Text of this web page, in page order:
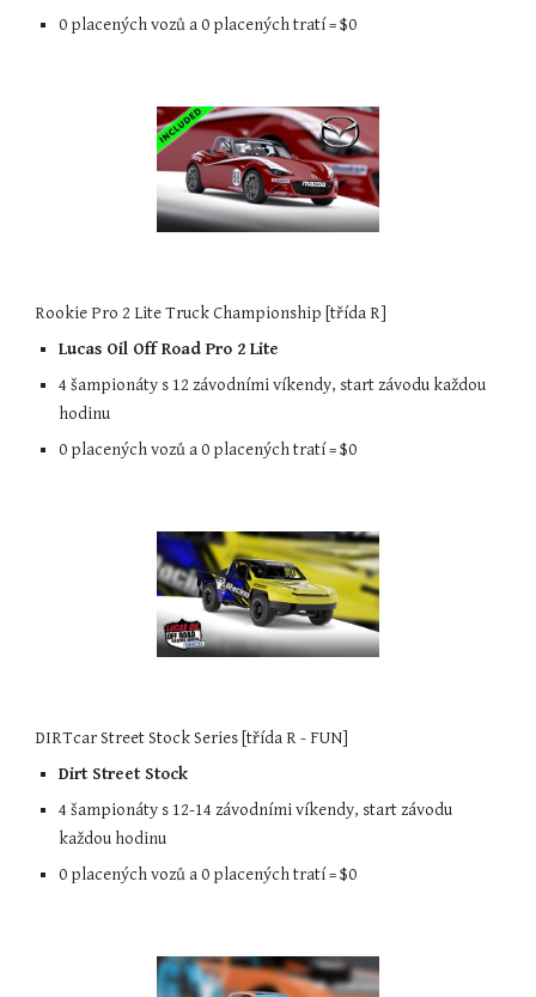
0 placených vozů a 0 placených tratí = $0
Rookie Pro 2 Lite Truck Championship [třída R]
Lucas Oil Off Road Pro 2 Lite
4 šampionáty s 12 závodními víkendy, start závodu každou
hodinu
0 placených vozů a 0 placených tratí = $0
DIRTcar Street Stock Series [třída R - FUN]
Dirt Street Stock
4 šampionáty s 12-14 závodními víkendy, start závodu
každou hodinu
0 placených vozů a 0 placených tratí = $0